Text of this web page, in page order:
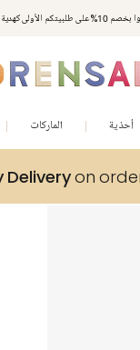
الأولى كهدية ترحيب. سجلوا من هنا
أحذية الماركات
Deliveryon